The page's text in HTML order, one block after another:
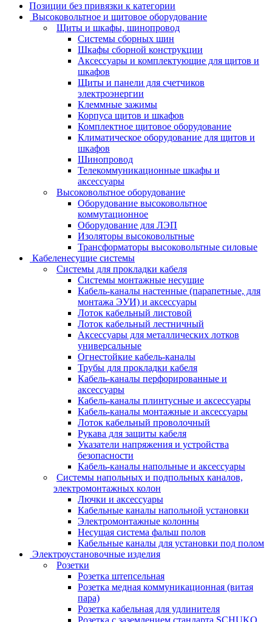
Позиции без привязки к категории
Высоковольтное и щитовое оборудование
Щиты и шкафы, шинопровод
Системы сборных шин
Шкафы сборной конструкции
Аксессуары и комплектующие для щитов и
шкафов
Щиты и панели для счетчиков
электроэнергии
Клеммные зажимы
Корпуса щитов и шкафов
Комплектное щитовое оборудование
Климатическое оборудование для щитов и
шкафов
Шинопровод
Телекоммуникационные шкафы и
аксессуары
Высоковольтное оборудование
Оборудование высоковольтное
коммутационное
Оборудование для ЛЭП
Изоляторы высоковольтные
Трансформаторы высоковольтные силовые
Кабеленесущие системы
Системы для прокладки кабеля
Системы монтажные несущие
Кабель-каналы настенные (парапетные, для
монтажа ЭУИ) и аксессуары
Лоток кабельный листовой
Лоток кабельный лестничный
Аксессуары для металлических лотков
универсальные
Огнестойкие кабель-каналы
Трубы для прокладки кабеля
Кабель-каналы перфорированные и
аксессуары
Кабель-каналы плинтусные и аксессуары
Кабель-каналы монтажные и аксессуары
Лоток кабельный проволочный
Рукава для защиты кабеля
Указатели напряжения и устройства
безопасности
Кабель-каналы напольные и аксессуары
Системы напольных и подпольных каналов,
электромонтажных колон
Лючки и аксессуары
Кабельные каналы напольной установки
Электромонтажные колонны
Несущая система фальш полов
Кабельные каналы для установки под полом
Электроустановочные изделия
Розетки
Розетка штепсельная
Розетка медная коммуникационная (витая
пара)
Розетка кабельная для удлинителя
Розетка с заземлением стандарта SCHUKO